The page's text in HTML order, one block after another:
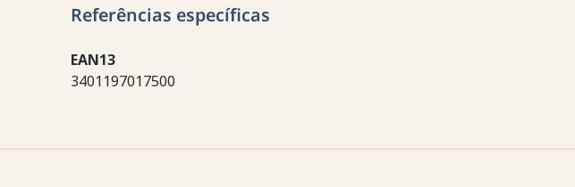
Referências específicas
EAN13
3401197017500